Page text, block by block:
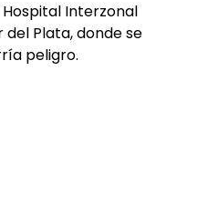
Interzonal
del Plata, donde se
peligro.